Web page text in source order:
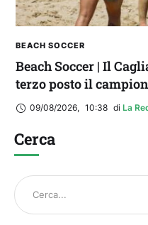
BEACH SOCCER
Beach Soccer | Il
terzo posto il
09/08/2026, 10:38 di La
Cerca